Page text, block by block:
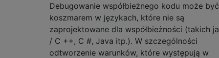
Debugowanie współbieżnego kodu może być
koszmarem w językach, które nie są
zaprojektowane dla współbieżności (takich
/ C ++, C #, Java itp.). W szczególności
odtworzenie warunków, które występują w